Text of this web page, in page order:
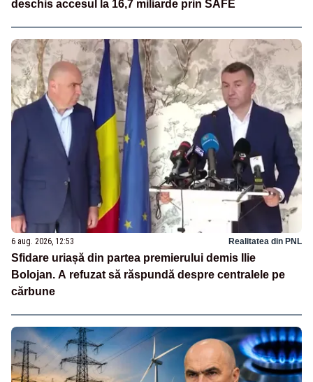
deschis accesul la 16,7 miliarde prin SAFE
6 aug. 2026, 12:53 Realitatea din PNL
Sfidare uriașă din partea premierului demis Ilie
Bolojan. A refuzat să răspundă despre centralele pe
cărbune